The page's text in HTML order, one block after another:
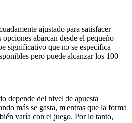
ajustado para satisfacer
abarcan desde el pequeño
significativo que no se especifica
pero puede alcanzar los 100
depende del nivel de apuesta
más se gasta, mientras que la forma
varía con el juego. Por lo tanto,